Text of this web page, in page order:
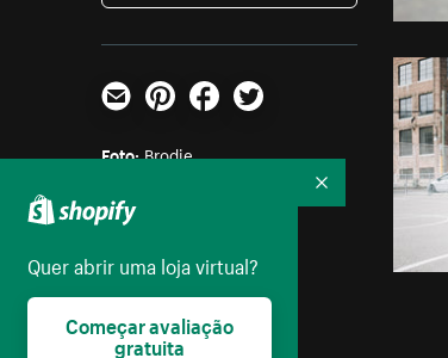
E-mailPinterestFacebookTwitter
Foto:Brodie
Licença:
Quer abrir uma loja virtual?
Começar avaliação
gratuita
Recolher